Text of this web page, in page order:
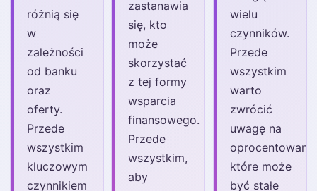
różnią się
w
zależności
od banku
oraz
oferty.
Przede
wszystkim
kluczowym
czynnikiem
zastanawia
się, kto
może
skorzystać
z tej formy
wsparcia
finansowego.
Przede
wszystkim,
aby
wielu
czynników.
Przede
wszystkim
warto
zwrócić
uwagę na
które może
być stałe